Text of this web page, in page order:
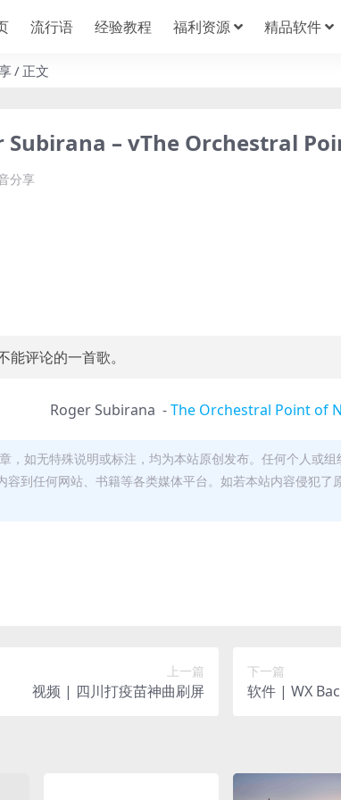
流行语 经验教程 福利资源 精品软件
正文
Subirana – vThe Orchestral
分享
能评论的一首歌。
Roger Subirana -The Orchestral Point of
，如无特殊说明或标注，均为本站原创发布。任何个人或
容到任何网站、书籍等各类媒体平台。如若本站内容侵犯了
上一篇
视频 | 四川打疫苗神曲刷屏
下一篇
软件 | WX